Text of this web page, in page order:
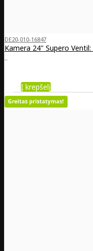
DE20-010-16847
Kamera 24" Supero Ventil:
..
Į krepšelį